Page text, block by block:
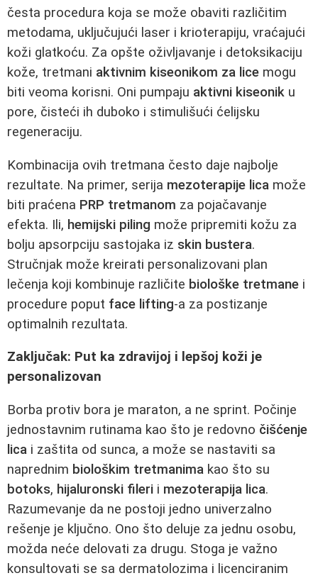
česta procedura koja se može obaviti različitim
metodama, uključujući laser i krioterapiju, vraćajući
koži glatkoću. Za opšte oživljavanje i detoksikaciju
kože, tretmani aktivnim kiseonikom za lice mogu
biti veoma korisni. Oni pumpaju aktivni kiseonik u
pore, čisteći ih duboko i stimulišući ćelijsku
regeneraciju.
Kombinacija ovih tretmana često daje najbolje
rezultate. Na primer, serija mezoterapije lica može
biti praćena PRP tretmanom za pojačavanje
efekta. Ili, hemijski piling može pripremiti kožu za
bolju apsorpciju sastojaka iz skin bustera.
Stručnjak može kreirati personalizovani plan
lečenja koji kombinuje različite biološke tretmane i
procedure poput face lifting-a za postizanje
optimalnih rezultata.
Zaključak: Put ka zdravijoj i lepšoj koži je
personalizovan
Borba protiv bora je maraton, a ne sprint. Počinje
jednostavnim rutinama kao što je redovno čišćenje
lica i zaštita od sunca, a može se nastaviti sa
naprednim biološkim tretmanima kao što su
botoks, hijaluronski fileri i mezoterapija lica.
Razumevanje da ne postoji jedno univerzalno
rešenje je ključno. Ono što deluje za jednu osobu,
možda neće delovati za drugu. Stoga je važno
konsultovati se sa dermatolozima i licenciranim